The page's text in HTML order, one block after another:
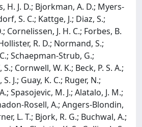
H. J. D.; Bjorkman, A. D.; Myers-
S. C.; Kattge, J.; Diaz, S.;
Cornelissen, J. H. C.; Forbes, B.
R. D.; Normand, S.;
Schaepman-Strub, G.;
Cornwell, W. K.; Beck, P. S. A.;
J.; Guay, K. C.; Ruger, N.;
Spasojevic, M. J.; Alatalo, J. M.;
Rosell, A.; Angers-Blondin,
L. T.; Bjork, R. G.; Buchwal, A.;